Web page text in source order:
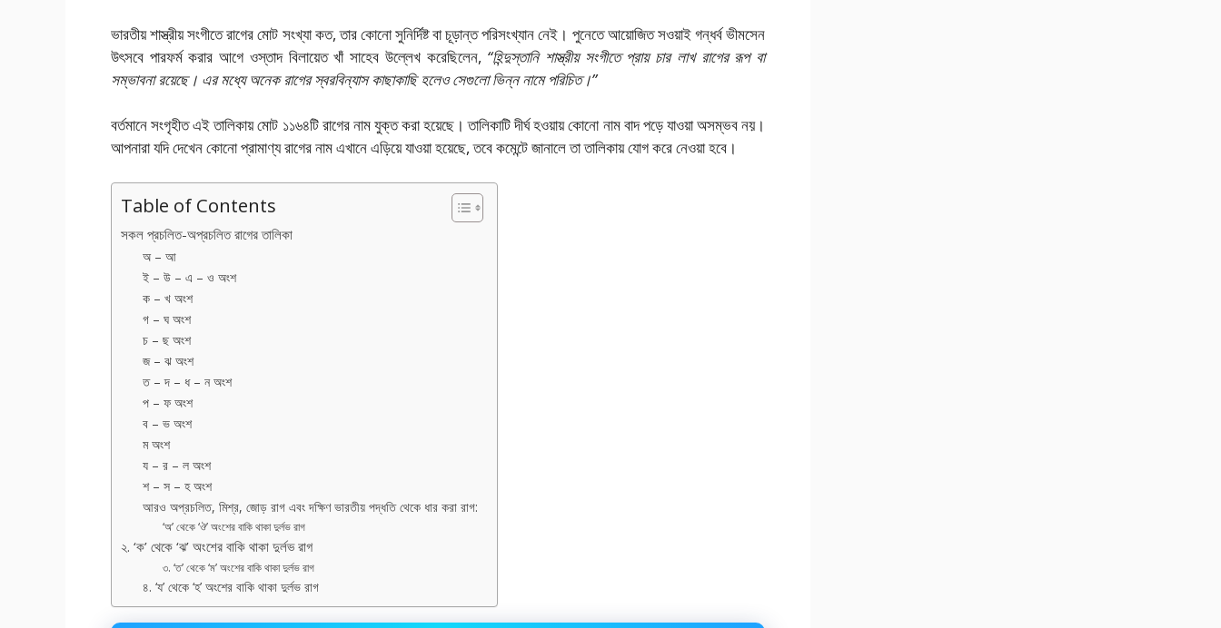
ভারতীয় শাস্ত্রীয় সংগীতে রাগের মোট সংখ্যা কত, তার কোনো সুনির্দিষ্ট বা চূড়ান্ত পরিসংখ্যান নেই। পুনেতে আয়োজিত সওয়াই গন্ধর্ব ভীমসেন
উৎসবে পারফর্ম করার আগে ওস্তাদ বিলায়েত খাঁ সাহেব উল্লেখ করেছিলেন, “হিন্দুস্তানি শাস্ত্রীয় সংগীতে প্রায় চার লাখ রাগের রূপ বা
সম্ভাবনা রয়েছে। এর মধ্যে অনেক রাগের স্বরবিন্যাস কাছাকাছি হলেও সেগুলো ভিন্ন নামে পরিচিত।”
বর্তমানে সংগৃহীত এই তালিকায় মোট ১১৬৪টি রাগের নাম যুক্ত করা হয়েছে। তালিকাটি দীর্ঘ হওয়ায় কোনো নাম বাদ পড়ে যাওয়া অসম্ভব নয়।
আপনারা যদি দেখেন কোনো প্রামাণ্য রাগের নাম এখানে এড়িয়ে যাওয়া হয়েছে, তবে কমেন্টে জানালে তা তালিকায় যোগ করে নেওয়া হবে।
Table of Contents
সকল প্রচলিত-অপ্রচলিত রাগের তালিকা
অ – আ
ই – উ – এ – ও অংশ
ক – খ অংশ
গ – ঘ অংশ
চ – ছ অংশ
জ – ঝ অংশ
ত – দ – ধ – ন অংশ
প – ফ অংশ
ব – ভ অংশ
ম অংশ
য – র – ল অংশ
শ – স – হ অংশ
আরও অপ্রচলিত, মিশ্র, জোড় রাগ এবং দক্ষিণ ভারতীয় পদ্ধতি থেকে ধার করা রাগ:
‘অ’ থেকে ‘ঔ’ অংশের বাকি থাকা দুর্লভ রাগ
২. ‘ক’ থেকে ‘ঝ’ অংশের বাকি থাকা দুর্লভ রাগ
৩. ‘ত’ থেকে ‘ম’ অংশের বাকি থাকা দুর্লভ রাগ
৪. ‘য’ থেকে ‘হ’ অংশের বাকি থাকা দুর্লভ রাগ